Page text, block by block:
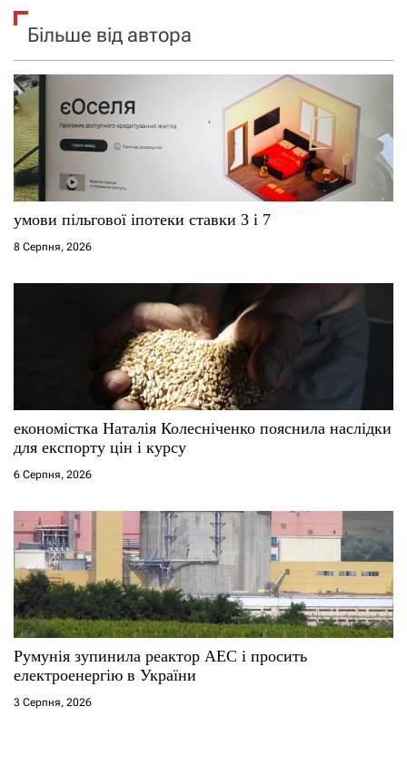
Більше від автора
умови пільгової іпотеки ставки 3 і 7
8 Серпня, 2026
економістка Наталія Колесніченко пояснила наслідки
для експорту цін і курсу
6 Серпня, 2026
Румунія зупинила реактор АЕС і просить
електроенергію в України
3 Серпня, 2026